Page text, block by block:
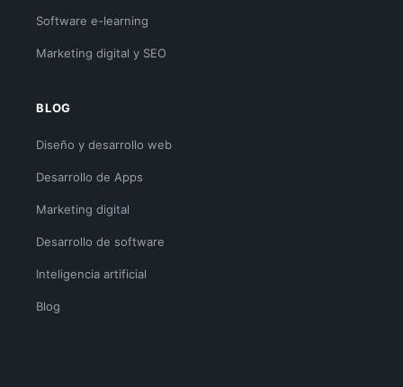
Software e-learning
Marketing digital y SEO
BLOG
Diseño y desarrollo web
Desarrollo de Apps
Marketing digital
Desarrollo de software
Inteligencia artificial
Blog